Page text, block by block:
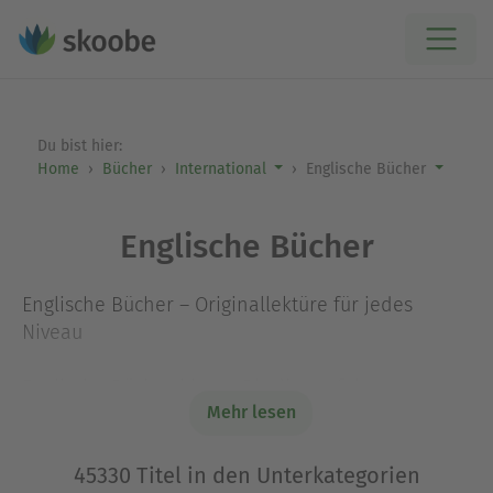
Du bist hier:
Home
Bücher International Englische Bücher
Englische Bücher
Englische Bücher – Originallektüre für jedes
Niveau
Möglichkeit, nicht nur internationale Literatur zu
verbessern und englische Bücher im Original zu
Mehr lesen
45330 Titel in den Unterkategorien